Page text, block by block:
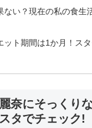
ない？現在の私の食生
ット期間は1か月！スタ
奈にそっくり
タでチェック!